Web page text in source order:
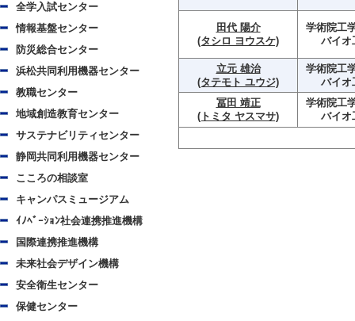
全学入試センター
情報基盤センター
防災総合センター
浜松共同利用機器センター
教職センター
地域創造教育センター
サステナビリティセンター
静岡共同利用機器センター
こころの相談室
キャンパスミュージアム
ｲﾉﾍﾞｰｼｮﾝ社会連携推進機構
国際連携推進機構
未来社会デザイン機構
安全衛生センター
保健センター
田代 陽介
(タシロ ヨウスケ)
学術院工
バイオ
立元 雄治
(タテモト ユウジ)
学術院工
バイオ
冨田 靖正
(トミタ ヤスマサ)
学術院工
バイオ